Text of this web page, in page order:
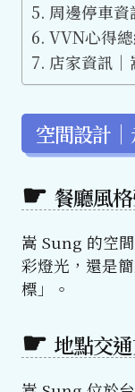
周邊停車
VVN心得
店家資訊
空間設計
餐廳風
嵩 Sung 的空
彩燈光，還是
標」。
地點交